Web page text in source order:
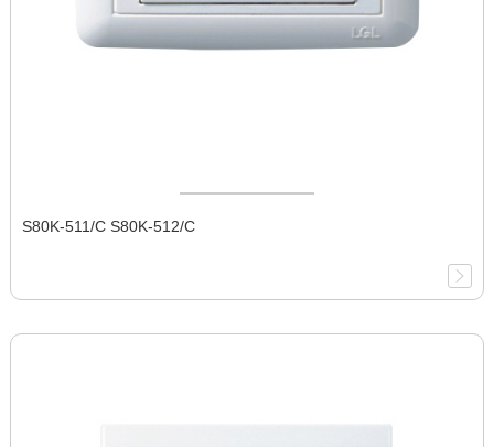
S80K-511/C S80K-512/C